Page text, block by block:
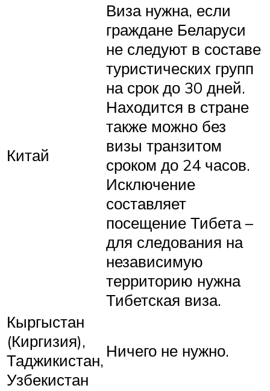
Китай
Виза нужна, если
граждане Беларуси
не следуют в составе
туристических групп
на срок до 30 дней.
Находится в стране
также можно без
визы транзитом
сроком до 24 часов.
Исключение
составляет
посещение Тибета –
для следования на
независимую
территорию нужна
Тибетская виза.
Кыргыстан
(Киргизия),
Таджикистан,
Узбекистан
Ничего не нужно.